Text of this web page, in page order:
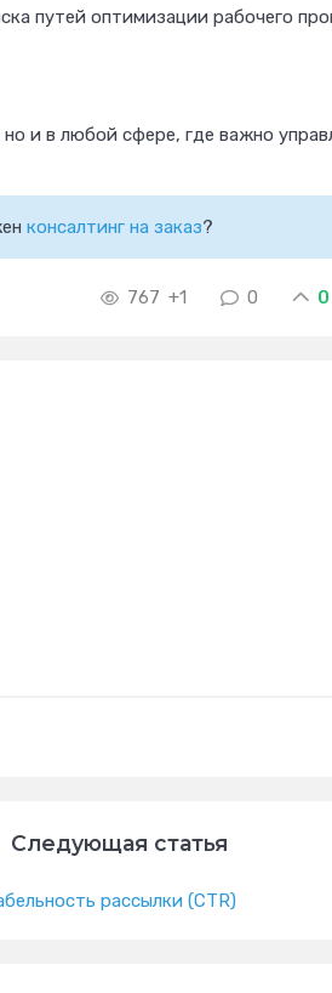
путей оптимизации рабочего
и в любой сфере, где важно
консалтинг на заказ?
767 +1 0 0
Следующая статья
рассылки (CTR)